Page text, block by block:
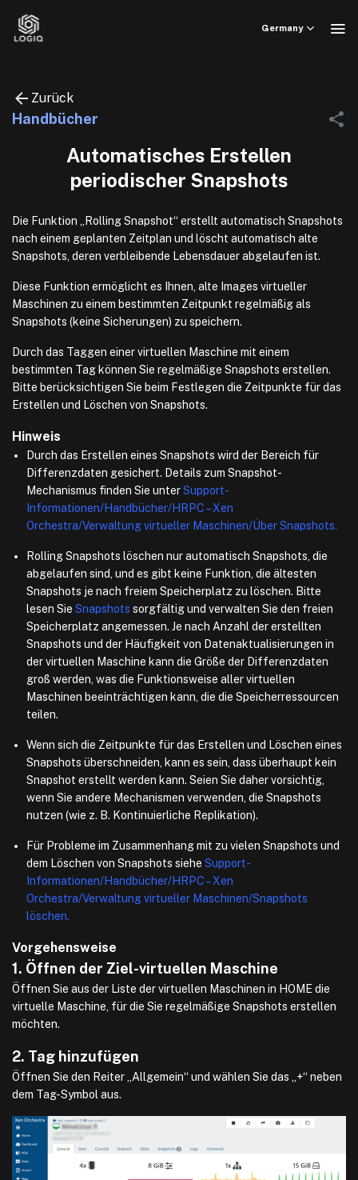
Germany
Zurück
Handbücher
Automatisches Erstellen
periodischer Snapshots
Die Funktion „Rolling Snapshot“ erstellt automatisch Snapshots
nach einem geplanten Zeitplan und löscht automatisch alte
Snapshots, deren verbleibende Lebensdauer abgelaufen ist.
Diese Funktion ermöglicht es Ihnen, alte Images virtueller
Maschinen zu einem bestimmten Zeitpunkt regelmäßig als
Snapshots (keine Sicherungen) zu speichern.
Durch das Taggen einer virtuellen Maschine mit einem
bestimmten Tag können Sie regelmäßige Snapshots erstellen.
Bitte berücksichtigen Sie beim Festlegen die Zeitpunkte für das
Erstellen und Löschen von Snapshots.
Hinweis
Durch das Erstellen eines Snapshots wird der Bereich für
Differenzdaten gesichert. Details zum Snapshot-
Mechanismus finden Sie unterSupport-
Informationen/Handbücher/HRPC – Xen
Orchestra/Verwaltung virtueller Maschinen/Über Snapshots.
Rolling Snapshots löschen nur automatisch Snapshots, die
abgelaufen sind, und es gibt keine Funktion, die ältesten
Snapshots je nach freiem Speicherplatz zu löschen. Bitte
lesen SieSnapshots sorgfältig und verwalten Sie den freien
Speicherplatz angemessen. Je nach Anzahl der erstellten
Snapshots und der Häufigkeit von Datenaktualisierungen in
der virtuellen Maschine kann die Größe der Differenzdaten
groß werden, was die Funktionsweise aller virtuellen
Maschinen beeinträchtigen kann, die die Speicherressourcen
teilen.
Wenn sich die Zeitpunkte für das Erstellen und Löschen eines
Snapshots überschneiden, kann es sein, dass überhaupt kein
Snapshot erstellt werden kann. Seien Sie daher vorsichtig,
wenn Sie andere Mechanismen verwenden, die Snapshots
nutzen (wie z. B. Kontinuierliche Replikation).
Für Probleme im Zusammenhang mit zu vielen Snapshots und
dem Löschen von Snapshots sieheSupport-
Informationen/Handbücher/HRPC – Xen
Orchestra/Verwaltung virtueller Maschinen/Snapshots
löschen.
Vorgehensweise
1. Öffnen der Ziel-virtuellen Maschine
Öffnen Sie aus der Liste der virtuellen Maschinen in HOME die
virtuelle Maschine, für die Sie regelmäßige Snapshots erstellen
möchten.
2. Tag hinzufügen
Öffnen Sie den Reiter „Allgemein“ und wählen Sie das „+“ neben
dem Tag-Symbol aus.